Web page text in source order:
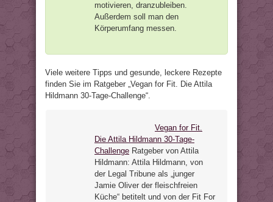
motivieren, dranzubleiben.
Außerdem soll man den
Körperumfang messen.
Viele weitere Tipps und gesunde, leckere Rezepte
finden Sie im Ratgeber „Vegan for Fit. Die Attila
Hildmann 30-Tage-Challenge“.
Vegan for Fit.
Die Attila Hildmann 30-Tage-
Challenge Ratgeber von Attila
Hildmann: Attila Hildmann, von
der Legal Tribune als „junger
Jamie Oliver der fleischfreien
Küche“ betitelt und von der Fit For